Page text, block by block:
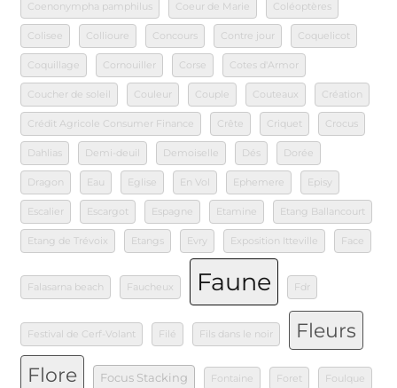
Coenonympha pamphilus Coeur de Marie Coléoptères
Colisee Collioure Concours Contre jour Coquelicot
Coquillage Cornouiller Corse Cotes d'Armor
Coucher de soleil Couleur Couple Couteaux Création
Crédit Agricole Consumer Finance Crête Criquet Crocus
Dahlias Demi-deuil Demoiselle Dés Dorée
Dragon Eau Eglise En Vol Ephemere Episy
Escalier Escargot Espagne Etamine Etang Ballancourt
Etang de Trévoix Etangs Evry Exposition Itteville Face
Falasarna beach Faucheux Faune Fdr
Festival de Cerf-Volant Filé Fils dans le noir
Fleurs
Flore
Focus Stacking Fontaine Foret Foulque